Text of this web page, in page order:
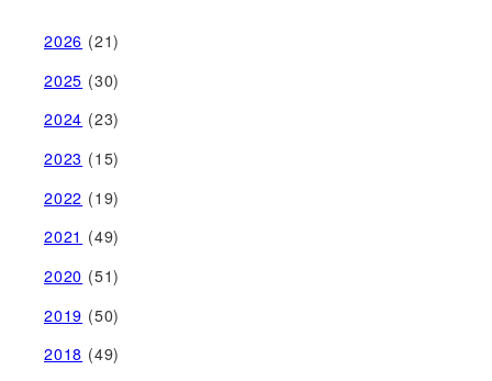
2026 (21)
2025 (30)
2024 (23)
2023 (15)
2022 (19)
2021 (49)
2020 (51)
2019 (50)
2018 (49)